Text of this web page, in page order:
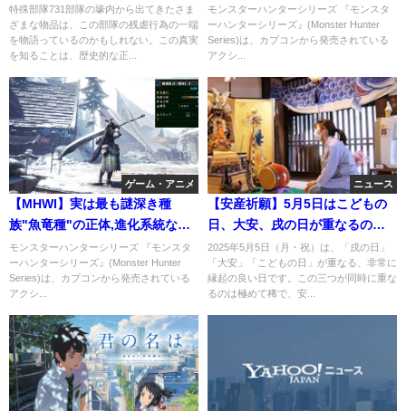
特殊部隊731部隊の壕内から出てきたさま
ざまな物品は、この部隊の残虐行為の一端
を物語っているのかもしれない。この真実
を知ることは、歴史的な正...
分程の差で圧倒的。数字とコメ
ントで紹介
モンスターハンターシリーズ 『モンスタ
ーハンターシリーズ』(Monster Hunter
Series)は、カプコンから発売されている
アクシ...
ゲーム・アニメ
【MHWI】実は最も謎深き種
族"魚竜種"の正体,進化系統など
を解説＆考察！
モンスターハンターシリーズ 『モンスタ
ーハンターシリーズ』(Monster Hunter
Series)は、カプコンから発売されている
アクシ...
ニュース
【安産祈願】5月5日はこどもの
日、大安、戌の日が重なるのは
2,000年の歴史始まって以来はじ
めての超大吉日
2025年5月5日（月・祝）は、「戌の日」
「大安」「こどもの日」が重なる、非常に
縁起の良い日です。​この三つが同時に重な
るのは極めて稀で、安...